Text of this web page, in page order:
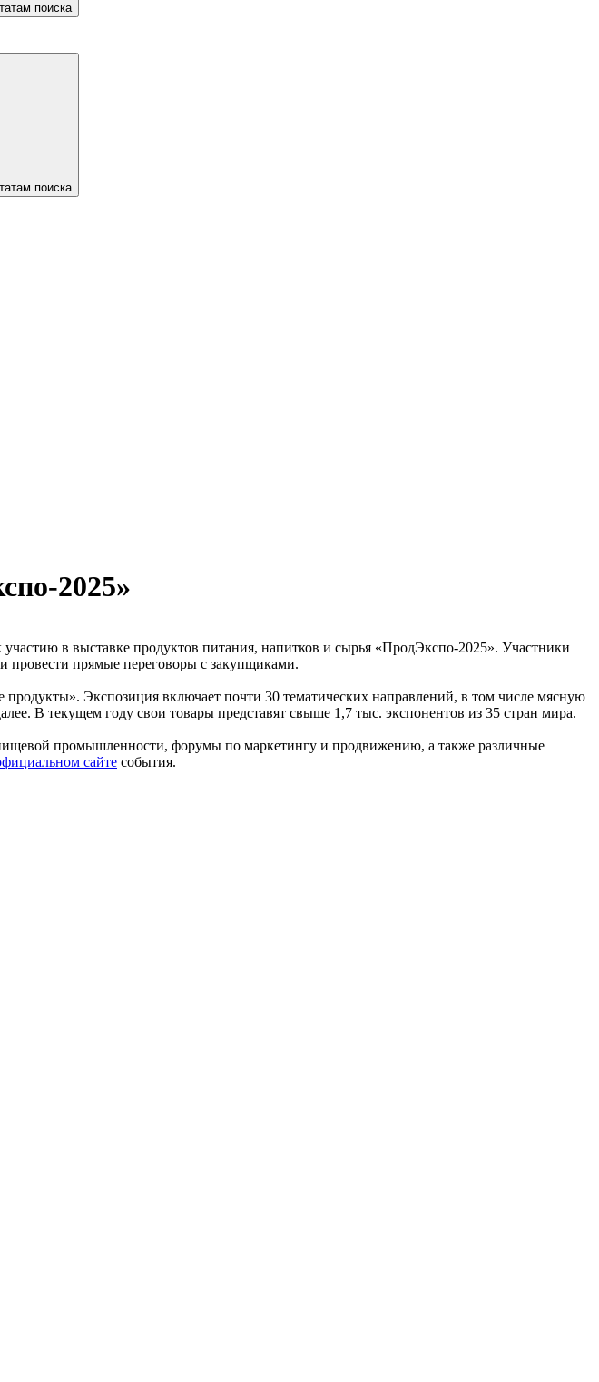
поиска
поиска
2025»
в выставке продуктов питания, напитков и сырья «ПродЭкспо-2025». Участники
провести прямые переговоры с закупщиками.
Экспозиция включает почти 30 тематических направлений, в том числе мясную
В текущем году свои товары представят свыше 1,7 тыс. экспонентов из 35 стран мира.
промышленности, форумы по маркетингу и продвижению, а также различные
сайте события.